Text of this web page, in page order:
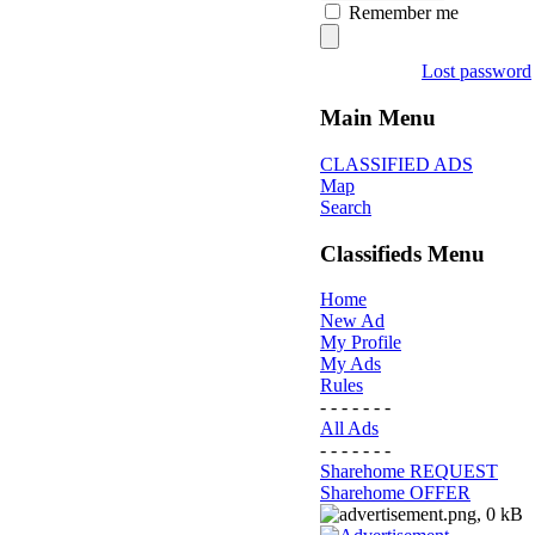
Remember me
Lost password
Main Menu
CLASSIFIED ADS
Map
Search
Classifieds Menu
Home
New Ad
My Profile
My Ads
Rules
- - - - - - -
All Ads
- - - - - - -
Sharehome REQUEST
Sharehome OFFER